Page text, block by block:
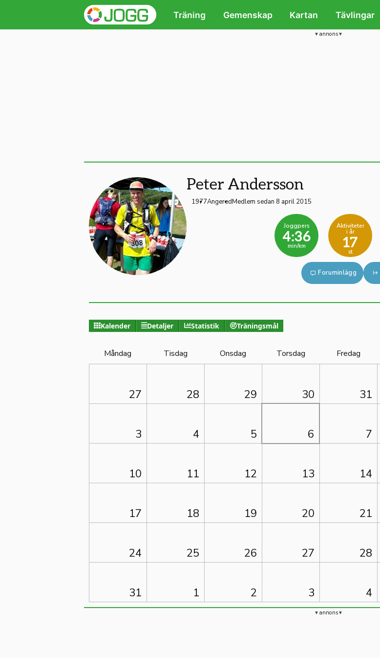
Träning Gemenskap Kartan Tävlingar
annons
Peter Andersson
1977AngeredMedlem sedan 8 april 2015
Joggpers
4:36
min/km
Aktiviteter
i år
17
st
Foruminlägg
Kalender Detaljer Statistik Träningsmål
Måndag Tisdag Onsdag Torsdag Fredag
27 28 29 30 31
3 4 5 6 7
10 11 12 13 14
17 18 19 20 21
24 25 26 27 28
31 1 2 3 4
annons